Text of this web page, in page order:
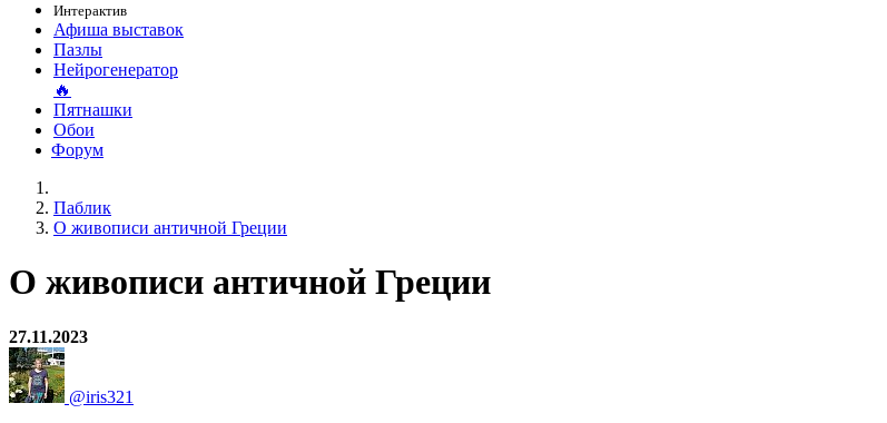
Интерактив
Афиша выставок
Пазлы
Нейрогенератор
🔥
Пятнашки
Обои
Форум
Паблик
О живописи античной Греции
О живописи античной Греции
27.11.2023
@iris321